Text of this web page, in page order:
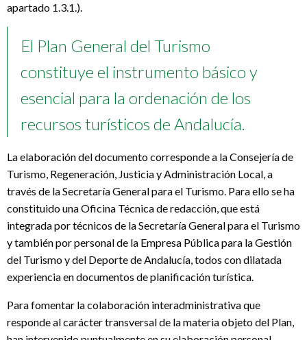
apartado 1.3.1.).
El Plan General del Turismo
constituye el instrumento básico y
esencial para la ordenación de los
recursos turísticos de Andalucía.
La elaboración del documento corresponde a la Consejería de
Turismo, Regeneración, Justicia y Administración Local, a
través de la Secretaría General para el Turismo. Para ello se ha
constituido una Oficina Técnica de redacción, que está
integrada por técnicos de la Secretaría General para el Turismo
y también por personal de la Empresa Pública para la Gestión
del Turismo y del Deporte de Andalucía, todos con dilatada
experiencia en documentos de planificación turística.
Para fomentar la colaboración interadministrativa que
responde al carácter transversal de la materia objeto del Plan,